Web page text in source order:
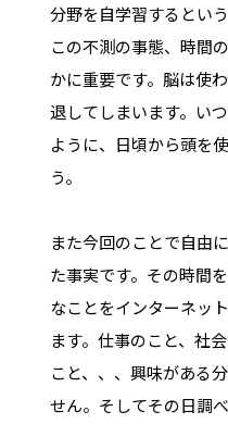
分野を自学習するとい
この不測の事態、時間
かに重要です。脳は使
退してしまいます。い
ように、日頃から頭を
う。
また今回のことで自由
た事実です。その時間
なことをインターネッ
ます。仕事のこと、社
こと、、、興味がある
せん。そしてその日調